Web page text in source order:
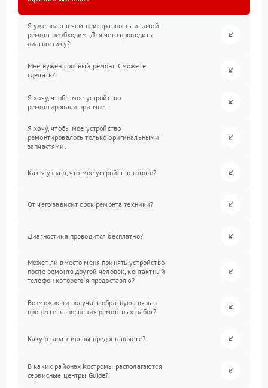
Я уже знаю в чем неисправность и какой
ремонт необходим. Для чего проводить
диагностику?
Мне нужен срочный ремонт. Сможете
сделать?
Я хочу, чтобы мое устройство
ремонтировали при мне.
Я хочу, чтобы мое устройство
ремонтировалось только оригинальными
запчастями.
Как я узнаю, что мое устройство готово?
От чего зависит срок ремонта техники?
Диагностика проводится бесплатно?
Может ли вместо меня принять устройство
после ремонта другой человек, контактный
телефон которого я предоставлю?
Возможно ли получать обратную связь в
процессе выполнения ремонтных работ?
Какую гарантию вы предоставляете?
В каких районах Костромы располагаются
сервисные центры Guide?